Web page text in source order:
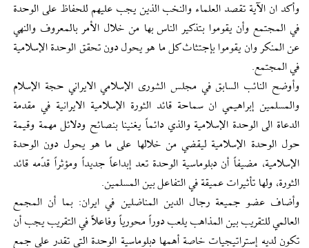
وأكد ان الآية تقصد العلماء والنخب الذين يجب عليهم للحفاظ على الوحدة
في المجتمع وأن يقوموا بتذكير الناس بها من خلال الأمر بالمعروف والنهي
عن المنكر وان يقوموا بإجتثاث كل ما هو يحول دون تحقق الوحدة الإسلامية
في المجتمع.
وأوضح النائب السابق في مجلس الشورى الإسلامي الايراني حجة الإسلام
والمسلمين إبراهيمي ان سماحة قائد الثورة الإسلامية الايرانية في مقدمة
الدعاة الى الوحدة الإسلامية والذي دائماً يغنينا بنصائح ودلائل مهمة وقيمة
حول الوحدة الإسلامية ليقضي من خلالها على ما هو يحول دون الوحدة
الإسلامية، مضيفاً أن دبلوماسية الوحدة تعد إبداعاً جديداً ومؤثراً قدّمه قائد
الثورة، ولها تأثيرات عميقة في التفاعل بين المسلمين.
وأضاف عضو جميعة رجال الدين المناضلين في ايران: بما أن المجمع
العالمي للتقريب بين المذاهب يلعب دوراً محورياً وفاعلاً في التقريب يجب أن
تكون لديه إستراتيجيات خاصة أهمها دبلوماسية الوحدة التي تقدر على جمع